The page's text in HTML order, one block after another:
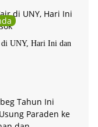
di UNY, Hari Ini dan